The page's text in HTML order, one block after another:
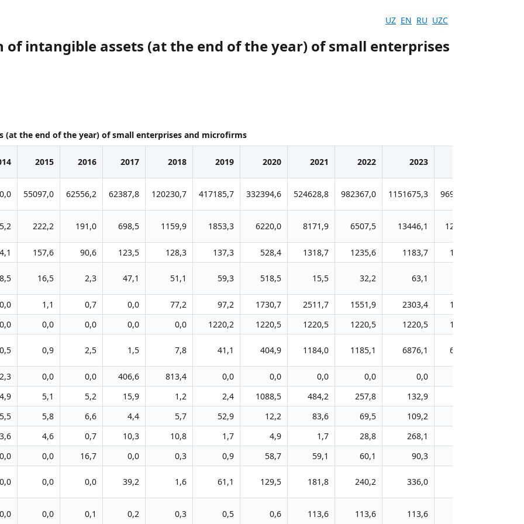
UZ EN RU UZC
intangible assets (at the end of the year) of small enterprises
(at the end of the year) of small enterprises and microfirms
2015 2016 2017 2018 2019 2020 2021 2022 2023
55097,0 62556,2 62387,8 120230,7 417185,7 332394,6 524628,8 982367,0 1151675,3 969237,3
222,2 191,0 698,5 1159,9 1853,3 6220,0 8171,9 6507,5 13446,1 12304,1
157,6 90,6 123,5 128,3 137,3 528,4 1318,7 1235,6 1183,7 1196,4
16,5 2,3 47,1 51,1 59,3 518,5 15,5 32,2 63,1
0,0 1,1 0,7 0,0 77,2 97,2 1730,7 2511,7 1551,9 2303,4
1526,0
0,0
0,0 0,0 0,0 0,0 1220,2 1220,5 1220,5 1220,5 1220,5 1223,5
0,5 0,9 2,5 1,5 7,8 41,1 404,9 1184,0 1185,1 6876,1 6188,1
2,3 0,0 0,0 406,6 813,4 0,0 0,0 0,0 0,0 0,0
4,9
5,1 5,2 15,9 1,2 2,4 1088,5 484,2 257,8 132,9
5,5
5,8 6,6 4,4 5,7 52,9 12,2 83,6 69,5 109,2
3,6
4,6 0,7 10,3 10,8 1,7 4,9 1,7 28,8 268,1
0,0
0,0 16,7 0,0 0,3 0,9 58,7 59,1 60,1 90,3
0,0 0,0 0,0 39,2 1,6 61,1 129,5 181,8 240,2 336,0
0,0 0,0 0,1 0,2 0,3 0,5 0,6 113,6 113,6 113,6